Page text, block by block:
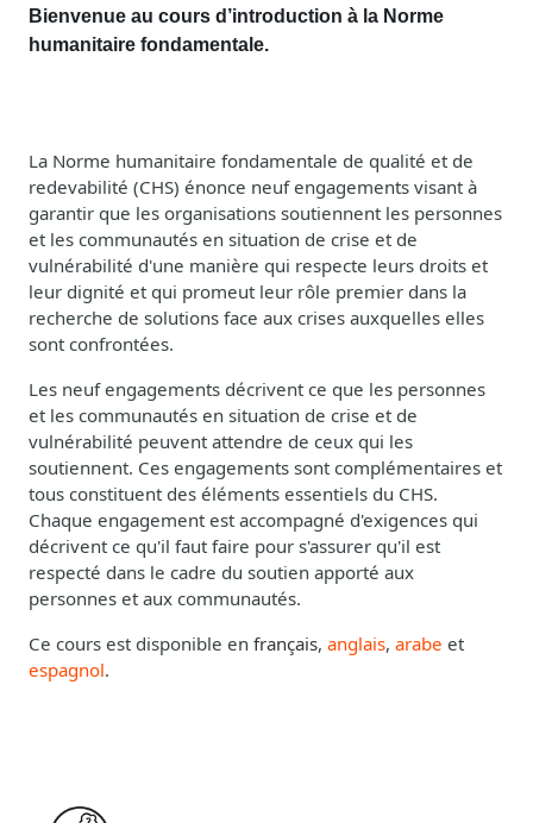
Bienvenue au cours d’introduction à la Norme
humanitaire fondamentale.
La Norme humanitaire fondamentale de qualité et de
redevabilité (CHS) énonce neuf engagements visant à
garantir que les organisations soutiennent les personnes
et les communautés en situation de crise et de
vulnérabilité d'une manière qui respecte leurs droits et
leur dignité et qui promeut leur rôle premier dans la
recherche de solutions face aux crises auxquelles elles
sont confrontées.
Les neuf engagements décrivent ce que les personnes
et les communautés en situation de crise et de
vulnérabilité peuvent attendre de ceux qui les
soutiennent. Ces engagements sont complémentaires et
tous constituent des éléments essentiels du CHS.
Chaque engagement est accompagné d'exigences qui
décrivent ce qu'il faut faire pour s'assurer qu'il est
respecté dans le cadre du soutien apporté aux
personnes et aux communautés.
Ce cours est disponible en français, anglais, arabe et
espagnol.